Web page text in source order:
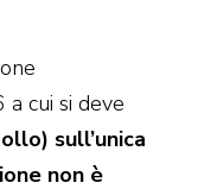
a cui si deve
sull’unica
non è